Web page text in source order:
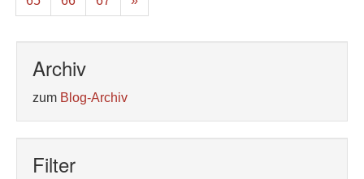
Archiv
zum Blog-Archiv
Filter